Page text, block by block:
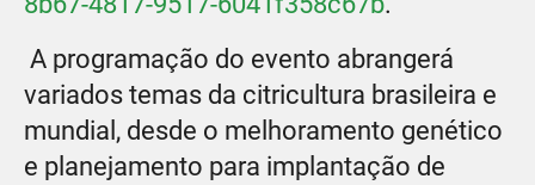
A programação do evento abrangerá
variados temas da citricultura brasileira e
mundial, desde o melhoramento genético
e planejamento para implantação de